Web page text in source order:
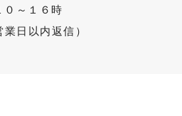
０～１６時
日以内返信）